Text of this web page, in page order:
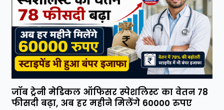
जॉब ट्रेनी मेडिकल ऑफिसर स्पेशलिस्ट का वेतन 78
फीसदी बढ़ा, अब हर महीने मिलेंगे 60000 रुपए